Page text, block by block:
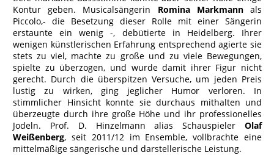
Kontur geben. Musicalsängerin Romina Markmannals
Piccolo,- die Besetzung dieser Rolle mit einer Sängerin
erstaunte ein wenig -, debütierte in Heidelberg. Ihrer
wenigen künstlerischen Erfahrung entsprechend agierte sie
stets zu viel, machte zu große und zu viele Bewegungen,
spielte zu überzogen, und wurde damit ihrer Figur nicht
gerecht. Durch die überspitzen Versuche, um jeden Preis
lustig zu wirken, ging jeglicher Humor verloren. In
stimmlicher Hinsicht konnte sie durchaus mithalten und
überzeugte durch ihre große Höhe und ihr professionelles
Jodeln. Prof. D. Hinzelmann alias Schauspieler Olaf
Weißenberg, seit 2011/12 im Ensemble, vollbrachte eine
mittelmäßige sängerische und darstellerische Leistung.